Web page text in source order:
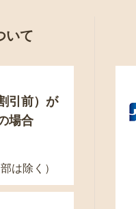
いて
引前）が
場合
は除く）